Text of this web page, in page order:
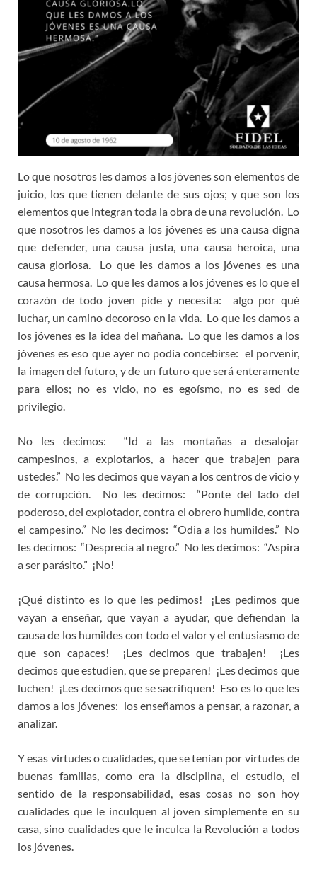
Lo que nosotros les damos a los jóvenes son elementos de
juicio, los que tienen delante de sus ojos; y que son los
elementos que integran toda la obra de una revolución. Lo
que nosotros les damos a los jóvenes es una causa digna
que defender, una causa justa, una causa heroica, una
causa gloriosa. Lo que les damos a los jóvenes es una
causa hermosa. Lo que les damos a los jóvenes es lo que el
corazón de todo joven pide y necesita: algo por qué
luchar, un camino decoroso en la vida. Lo que les damos a
los jóvenes es la idea del mañana. Lo que les damos a los
jóvenes es eso que ayer no podía concebirse: el porvenir,
la imagen del futuro, y de un futuro que será enteramente
para ellos; no es vicio, no es egoísmo, no es sed de
privilegio.
No les decimos: “Id a las montañas a desalojar
campesinos, a explotarlos, a hacer que trabajen para
ustedes.” No les decimos que vayan a los centros de vicio y
de corrupción. No les decimos: “Ponte del lado del
poderoso, del explotador, contra el obrero humilde, contra
el campesino.” No les decimos: “Odia a los humildes.” No
les decimos: “Desprecia al negro.” No les decimos: “Aspira
a ser parásito.” ¡No!
¡Qué distinto es lo que les pedimos! ¡Les pedimos que
vayan a enseñar, que vayan a ayudar, que defiendan la
causa de los humildes con todo el valor y el entusiasmo de
que son capaces! ¡Les decimos que trabajen! ¡Les
decimos que estudien, que se preparen! ¡Les decimos que
luchen! ¡Les decimos que se sacrifiquen! Eso es lo que les
damos a los jóvenes: los enseñamos a pensar, a razonar, a
analizar.
Y esas virtudes o cualidades, que se tenían por virtudes de
buenas familias, como era la disciplina, el estudio, el
sentido de la responsabilidad, esas cosas no son hoy
cualidades que le inculquen al joven simplemente en su
casa, sino cualidades que le inculca la Revolución a todos
los jóvenes.